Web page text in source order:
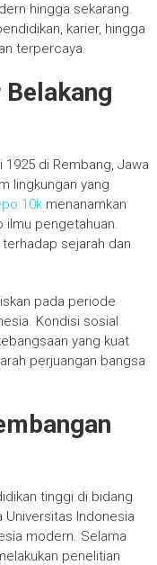
hingga sekarang.
karier, hingga
terpercaya.
1925 di Rembang, Jawa
lingkungan yang
10kmenanamkan
ilmu pengetahuan.
sejarah dan
pada periode
Kondisi sosial
yang kuat
perjuangan bangsa
tinggi di bidang
Universitas Indonesia
modern. Selama
penelitian